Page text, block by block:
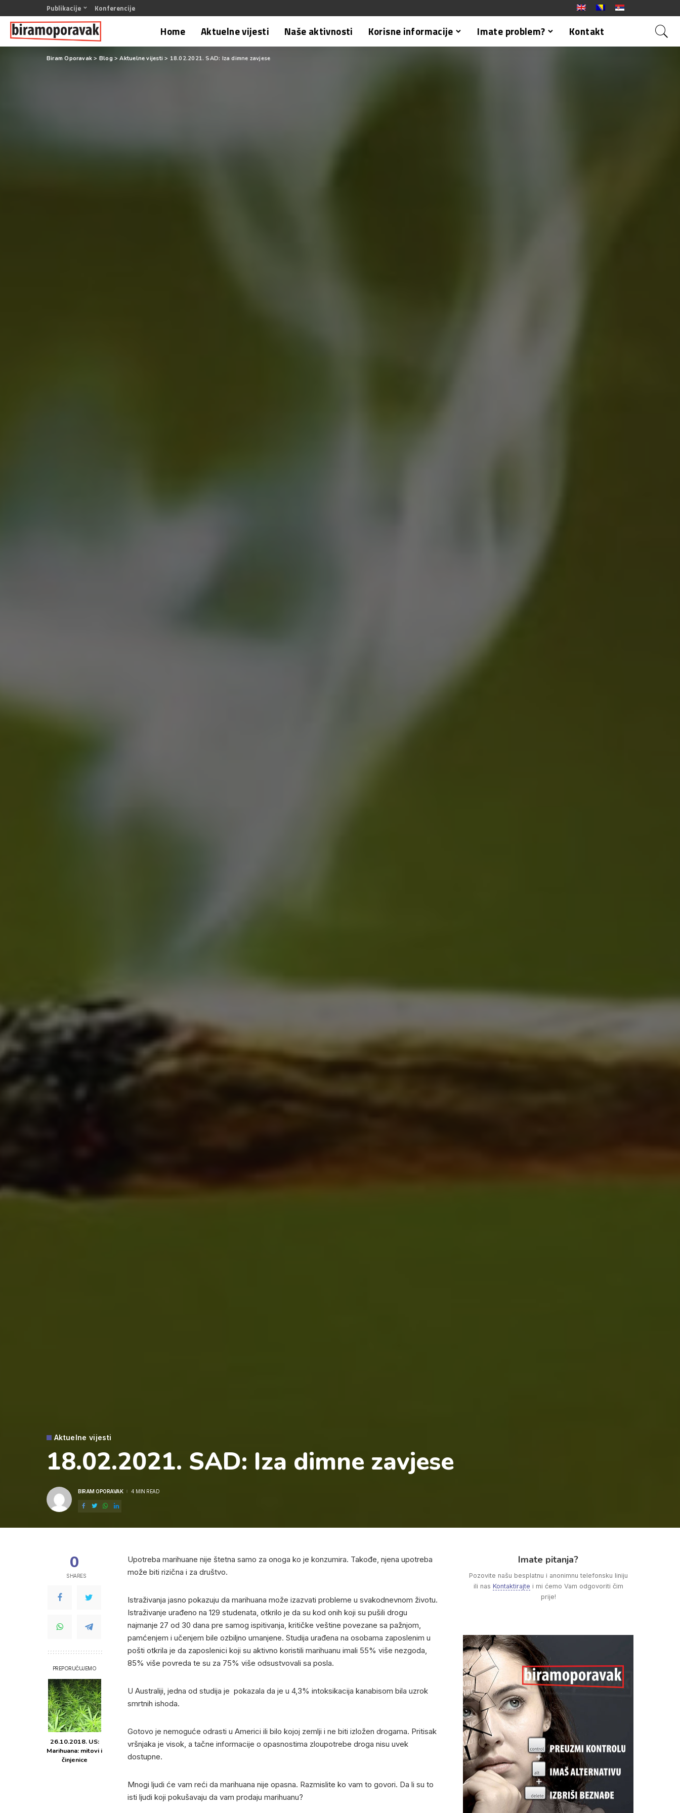
Publikacije Konferencije
Home Aktuelne vijesti Naše aktivnosti Korisne informacije Imate problem? Kontakt
Biram Oporavak > Blog >Aktuelne vijesti > 18.02.2021. SAD: Iza dimne zavjese
Aktuelne vijesti
18.02.2021. SAD: Iza dimne zavjese
POSTED
BIRAM OPORAVAK 4 MIN READ
0
SHARES
PREPORUČUJEMO
26.10.2018. US:
Marihuana: mitovi i
činjenice
Upotreba marihuane nije štetna samo za onoga ko je konzumira. Takođe, njena upotreba
može biti rizična i za društvo.
Istraživanja jasno pokazuju da marihuana može izazvati probleme u svakodnevnom životu.
Istraživanje urađeno na 129 studenata, otkrilo je da su kod onih koji su pušili drogu
najmanje 27 od 30 dana pre samog ispitivanja, kritičke veštine povezane sa pažnjom,
pamćenjem i učenjem bile ozbiljno umanjene. Studija urađena na osobama zaposlenim u
pošti otkrila je da zaposlenici koji su aktivno koristili marihuanu imali 55% više nezgoda,
85% više povreda te su za 75% više odsustvovali sa posla.
U Australiji, jedna od studija je pokazala da je u 4,3% intoksikacija kanabisom bila uzrok
smrtnih ishoda.
Gotovo je nemoguće odrasti u Americi ili bilo kojoj zemlji i ne biti izložen drogama. Pritisak
vršnjaka je visok, a tačne informacije o opasnostima zloupotrebe droga nisu uvek
dostupne.
Mnogi ljudi će vam reći da marihuana nije opasna. Razmislite ko vam to govori. Da li su to
isti ljudi koji pokušavaju da vam prodaju marihuanu?
Imate pitanja?
Pozovite našu besplatnu i anonimnu telefonsku liniju
ili nas Kontaktirajte i mi ćemo Vam odgovoriti čim
prije!